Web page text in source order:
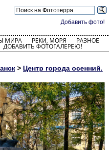
Добавить фото!
МИРА РЕКИ, МОРЯ РАЗНОЕ
ДОБАВИТЬ ФОТОГАЛЕРЕЮ!
> Центр города осенний.